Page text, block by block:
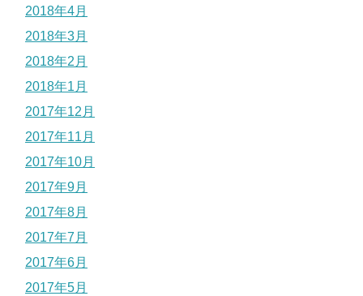
2018年4月
2018年3月
2018年2月
2018年1月
2017年12月
2017年11月
2017年10月
2017年9月
2017年8月
2017年7月
2017年6月
2017年5月